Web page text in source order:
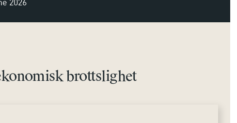
brottslighet